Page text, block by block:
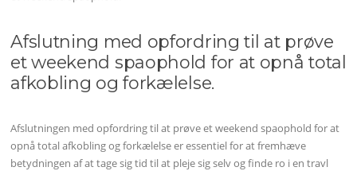
Afslutning med opfordring til at prøve
et weekend spaophold for at opnå total
afkobling og forkælelse.
Afslutningen med opfordring til at prøve et weekend spaophold for at
opnå total afkobling og forkælelse er essentiel for at fremhæve
betydningen af at tage sig tid til at pleje sig selv og finde ro i en travl